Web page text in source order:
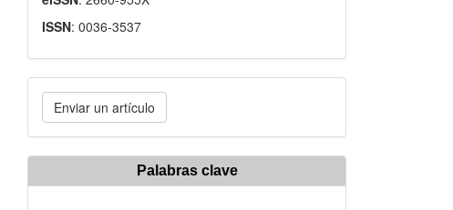
ISSN: 0036-3537
Enviar
un
artículo
Enviar un artículo
Palabras clave